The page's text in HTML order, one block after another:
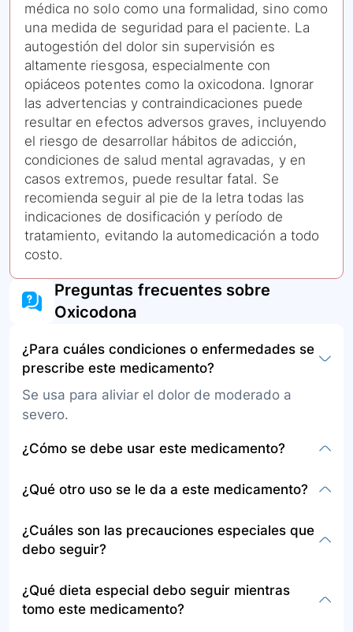
médica no solo como una formalidad, sino como
una medida de seguridad para el paciente. La
autogestión del dolor sin supervisión es
altamente riesgosa, especialmente con
opiáceos potentes como la oxicodona. Ignorar
las advertencias y contraindicaciones puede
resultar en efectos adversos graves, incluyendo
el riesgo de desarrollar hábitos de adicción,
condiciones de salud mental agravadas, y en
casos extremos, puede resultar fatal. Se
recomienda seguir al pie de la letra todas las
indicaciones de dosificación y período de
tratamiento, evitando la automedicación a todo
costo.
Preguntas frecuentes sobre
Oxicodona
¿Para cuáles condiciones o enfermedades se
prescribe este medicamento?
Se usa para aliviar el dolor de moderado a
severo.
¿Cómo se debe usar este medicamento?
la que debe usar este medicamento
Se usa en niños o en pacientes que no pueden
tragar. Vía parenteral: Debe ser administrado
¿Qué otro uso se le da a este medicamento?
menciona otro uso en la información
proporcionada.
¿Cuáles son las precauciones especiales que
debo seguir?
oxicodona o tiene condiciones de salud como
obstrucciones intestinales, convulsiones,
¿Qué dieta especial debo seguir mientras
tomo este medicamento?